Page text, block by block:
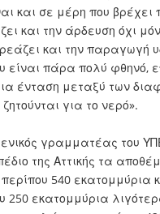
και σε μέρη που βρέχει
και την άρδευση όχι
και την παραγωγή
είναι πάρα πολύ φθηνό,
ένταση μεταξύ των
για το νερό».
γραμματέας του
της Αττικής τα
περίπου 540 εκατομμύρια
250 εκατομμύρια